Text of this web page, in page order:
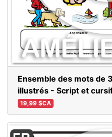
Ensemble des mots de
illustrés - Script et
19,99 $CA